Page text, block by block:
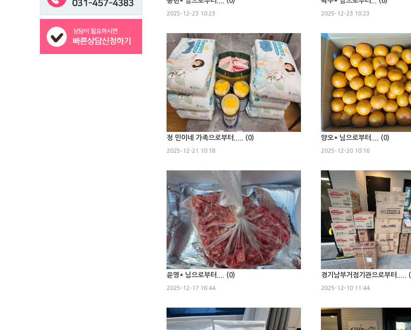
2025-12-23 10:23 2025-12-23 10:23
정 민이네 가족으로부터..... (0)
2025-12-21 10:18
양오* 님으로부터.... (0)
2025-12-20 10:16
윤영* 님으로부터.... (0)
2025-12-17 16:44
경기남부거점기관으로부터..... (
2025-12-10 11:44